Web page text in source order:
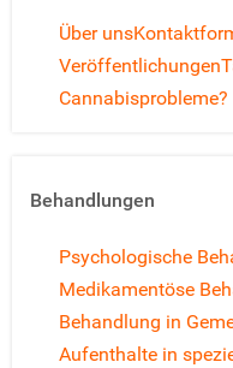
Über uns
Veröffentlichungen
Cannabisprobleme?
Behandlungen
Psychologische
Medikamentöse
Behandlung in
Aufenthalte in